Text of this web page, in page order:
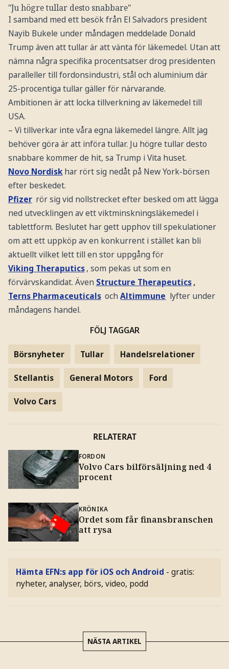
"Ju högre tullar desto snabbare"
I samband med ett besök från El Salvadors president
Nayib Bukele under måndagen meddelade Donald
Trump även att tullar är att vänta för läkemedel. Utan att
nämna några specifika procentsatser drog presidenten
paralleller till fordonsindustri, stål och aluminium där
25-procentiga tullar gäller för närvarande.
Ambitionen är att locka tillverkning av läkemedel till
USA.
– Vi tillverkar inte våra egna läkemedel längre. Allt jag
behöver göra är att införa tullar. Ju högre tullar desto
snabbare kommer de hit, sa Trump i Vita huset.
Novo Nordisk har rört sig nedåt på New York-börsen
efter beskedet.
Pfizer rör sig vid nollstrecket efter besked om att lägga
ned utvecklingen av ett viktminskningsläkemedel i
tablettform. Beslutet har gett upphov till spekulationer
om att ett uppköp av en konkurrent i stället kan bli
aktuellt vilket lett till en stor uppgång för
Viking Theraputics , som pekas ut som en
förvärvskandidat. Även Structure Therapeutics ,
Terns Pharmaceuticals ochAltimmune lyfter under
måndagens handel.
FÖLJ TAGGAR
Börsnyheter Tullar Handelsrelationer
Stellantis General Motors Ford
Volvo Cars
RELATERAT
FORDON
Volvo Cars bilförsäljning ned 4
procent
KRÖNIKA
Ordet som får finansbranschen
att rysa
Hämta EFN:s app för iOS och Android - gratis:
nyheter, analyser, börs, video, podd
NÄSTA ARTIKEL